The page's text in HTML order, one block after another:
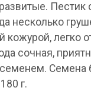
несколько
кожурой,
сочная,
г.